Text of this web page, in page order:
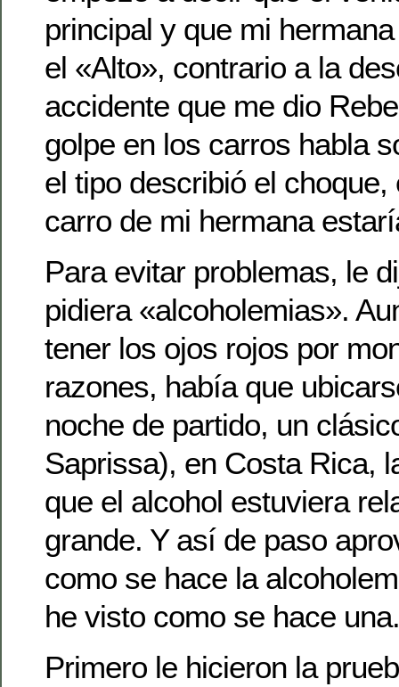
principal y que mi
el «Alto», contrario a la
accidente que me dio
golpe en los carros habla
el tipo describió el choque,
carro de mi hermana
Para evitar problemas, le
pidiera «alcoholemias».
tener los ojos rojos por
razones, había que
noche de partido, un
Saprissa), en Costa Rica,
que el alcohol estuviera
grande. Y así de paso
como se hace la
he visto como se hace una.
Primero le hicieron la